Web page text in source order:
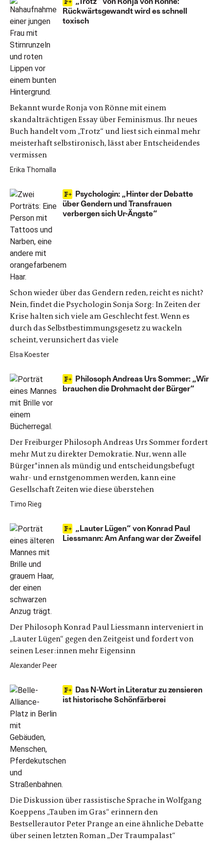
Rückwärtsgewandt wird es schnell
toxisch
Bekannt wurde Ronja von Rönne mit einem
skandalträchtigen Essay über Feminismus. Ihr neues
Buch handelt vom „Trotz“ und liest sich einmal mehr
meisterhaft selbstironisch, lässt aber Entscheidendes
vermissen
Erika Thomalla
Psychologin: „Hinter der Debatte
über Gendern und Transfrauen
verbergen sich Ur-Ängste“
Schon wieder über das Gendern reden, reicht es nicht?
Nein, findet die Psychologin Sonja Sorg: In Zeiten der
Krise halten sich viele am Geschlecht fest. Wenn es
durch das Selbstbestimmungsgesetz zu wackeln
scheint, verunsichert das viele
Elsa Koester
Philosoph Andreas Urs Sommer: „Wir
brauchen die Drohmacht der Bürger“
Der Freiburger Philosoph Andreas Urs Sommer fordert
mehr Mut zu direkter Demokratie. Nur, wenn alle
Bürger*innen als mündig und entscheidungsbefugt
wahr- und ernstgenommen werden, kann eine
Gesellschaft Zeiten wie diese überstehen
Timo Rieg
„Lauter Lügen“ von Konrad Paul
Liessmann: Am Anfang war der Zweifel
Der Philosoph Konrad Paul Liessmann interveniert in
„Lauter Lügen“ gegen den Zeitgeist und fordert von
seinen Leser:innen mehr Eigensinn
Alexander Peer
Das N-Wort in Literatur zu zensieren
ist historische Schönfärberei
Die Diskussion über rassistische Sprache in Wolfgang
Koeppens „Tauben im Gras“ erinnern den
Bestsellerautor Peter Prange an eine ähnliche Debatte
über seinen letzten Roman „Der Traumpalast“